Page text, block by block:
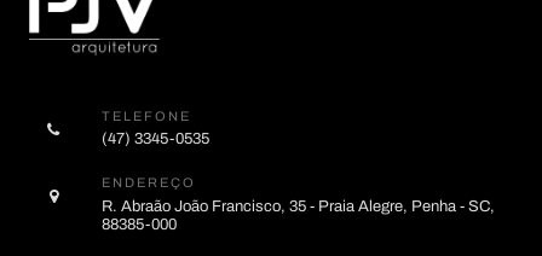
TELEFONE
(47) 3345-0535
ENDEREÇO
R. Abraão João Francisco, 35 - Praia Alegre, Penha - SC,
88385-000